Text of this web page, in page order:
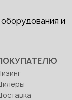
и